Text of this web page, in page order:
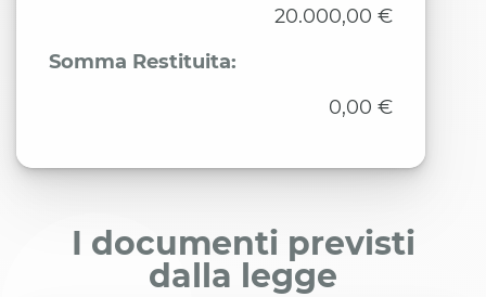
20.000,00 €
Somma Restituita:
0,00 €
I documenti previsti
dalla legge